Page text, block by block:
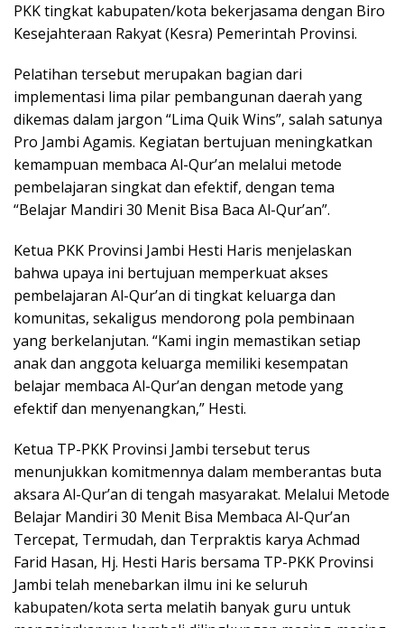
PKK tingkat kabupaten/kota bekerjasama dengan Biro
Kesejahteraan Rakyat (Kesra) Pemerintah Provinsi.
Pelatihan tersebut merupakan bagian dari
implementasi lima pilar pembangunan daerah yang
dikemas dalam jargon “Lima Quik Wins”, salah satunya
Pro Jambi Agamis. Kegiatan bertujuan meningkatkan
kemampuan membaca Al-Qur’an melalui metode
pembelajaran singkat dan efektif, dengan tema
“Belajar Mandiri 30 Menit Bisa Baca Al-Qur’an”.
Ketua PKK Provinsi Jambi Hesti Haris menjelaskan
bahwa upaya ini bertujuan memperkuat akses
pembelajaran Al-Qur’an di tingkat keluarga dan
komunitas, sekaligus mendorong pola pembinaan
yang berkelanjutan. “Kami ingin memastikan setiap
anak dan anggota keluarga memiliki kesempatan
belajar membaca Al-Qur’an dengan metode yang
efektif dan menyenangkan,” Hesti.
Ketua TP-PKK Provinsi Jambi tersebut terus
menunjukkan komitmennya dalam memberantas buta
aksara Al-Qur’an di tengah masyarakat. Melalui Metode
Belajar Mandiri 30 Menit Bisa Membaca Al-Qur’an
Tercepat, Termudah, dan Terpraktis karya Achmad
Farid Hasan, Hj. Hesti Haris bersama TP-PKK Provinsi
Jambi telah menebarkan ilmu ini ke seluruh
kabupaten/kota serta melatih banyak guru untuk